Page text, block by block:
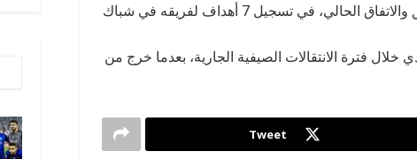
ونجح المغربي وليد أزارو، مهاجم الأهلي المصري السابق والاتفاق الحالي، في تسجيل 7 أهداف لفريقه في شباك
خلال فترة الانتقالات الصيفية الجارية، بعدما خرج من
Tweet